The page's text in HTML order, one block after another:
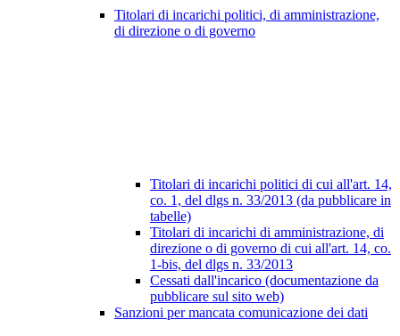
Titolari di incarichi politici, di amministrazione,
di direzione o di governo
Titolari di incarichi politici di cui all'art. 14,
co. 1, del dlgs n. 33/2013 (da pubblicare in
tabelle)
Titolari di incarichi di amministrazione, di
direzione o di governo di cui all'art. 14, co.
1-bis, del dlgs n. 33/2013
Cessati dall'incarico (documentazione da
pubblicare sul sito web)
Sanzioni per mancata comunicazione dei dati